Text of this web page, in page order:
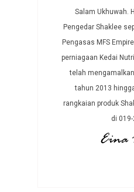
Salam Ukhuwah.
Pengedar Shaklee
Pengasas MFS
perniagaan Kedai
telah
tahun 2013
rangkaian produk
di